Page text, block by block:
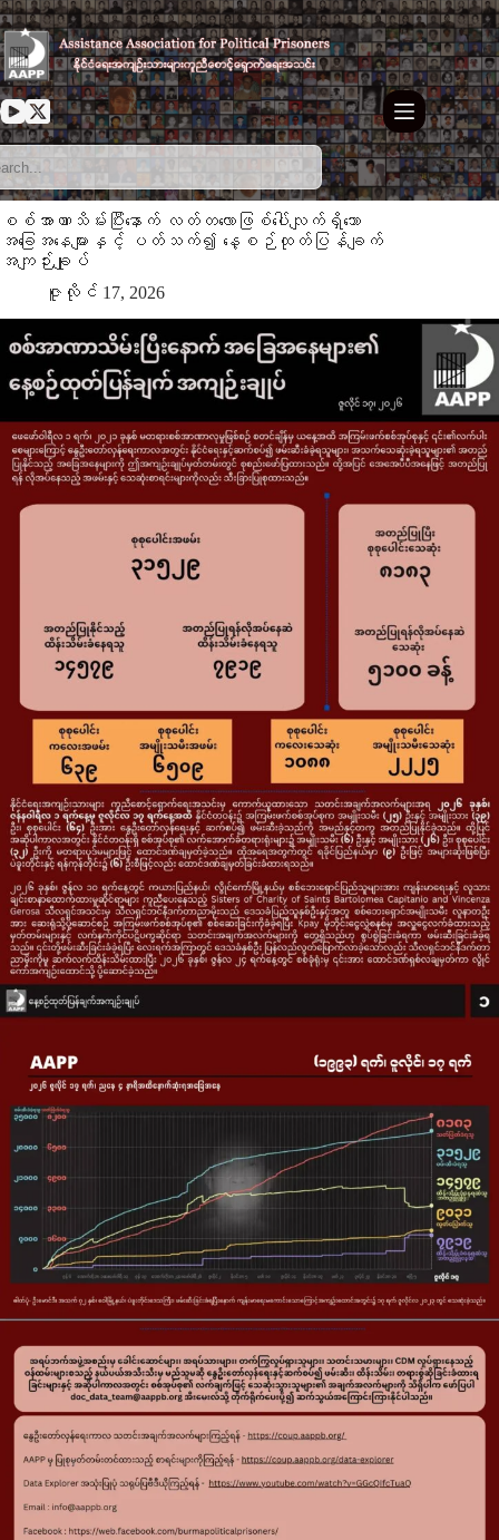
Skip
to
content
စစ်အာဏာသိမ်းပြီးနောက် လတ်တလောဖြစ်ပေါ်လျက်ရှိသော
အခြေအနေများနှင့် ပတ်သက်၍ နေ့စဉ်ထုတ်ပြန်ချက်
အကျဉ်းချုပ်
ဇူလိုင် 17, 2026